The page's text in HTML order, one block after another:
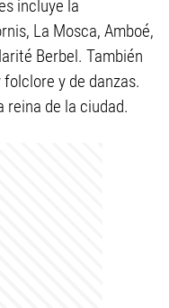
incluye la
La Mosca, Amboé,
Berbel. También
y de danzas.
reina de la ciudad.